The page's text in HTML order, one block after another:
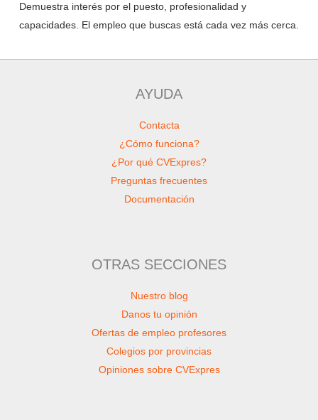
Demuestra interés por el puesto, profesionalidad y
capacidades. El empleo que buscas está cada vez más cerca.
AYUDA
Contacta
¿Cómo funciona?
¿Por qué CVExpres?
Preguntas frecuentes
Documentación
OTRAS SECCIONES
Nuestro blog
Danos tu opinión
Ofertas de empleo profesores
Colegios por provincias
Opiniones sobre CVExpres